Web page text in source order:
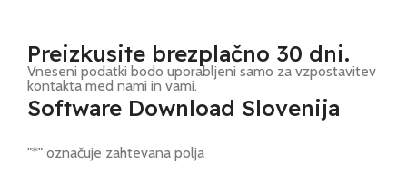
Preizkusite brezplačno 30 dni.
Vneseni podatki bodo uporabljeni samo za vzpostavitev
kontakta med nami in vami.
Software Download Slovenija
"*" označuje zahtevana polja